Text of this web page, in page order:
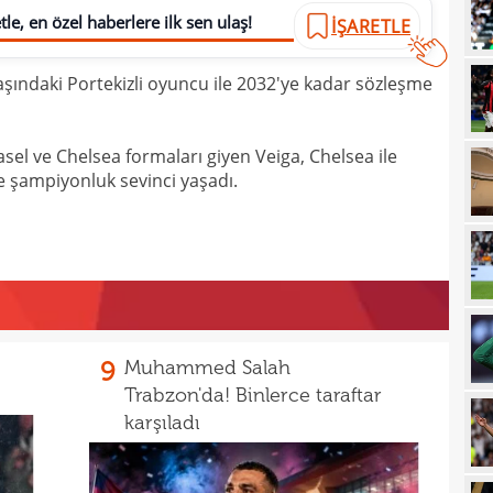
en özel haberlere ilk sen ulaş! İŞARETLE
Portekizli oyuncu ile 2032'ye kadar sözleşme
ve Chelsea formaları giyen Veiga, Chelsea ile
şampiyonluk sevinci yaşadı.
9 Muhammed Salah
Trabzon'da! Binlerce taraftar
karşıladı
Ligi